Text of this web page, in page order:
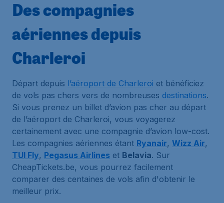
Des compagnies
aériennes depuis
Charleroi
Départ depuis l’aéroport de Charleroi et bénéficiez
de vols pas chers vers de nombreuses destinations.
Si vous prenez un billet d’avion pas cher au départ
de l’aéroport de Charleroi, vous voyagerez
certainement avec une compagnie d’avion low-cost.
Les compagnies aériennes étant Ryanair, Wizz Air,
TUI Fly, Pegasus Airlines et Belavia. Sur
CheapTickets.be, vous pourrez facilement
comparer des centaines de vols afin d'obtenir le
meilleur prix.